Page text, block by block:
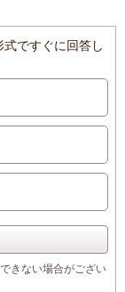
ですぐに回答し
きない場合がござい